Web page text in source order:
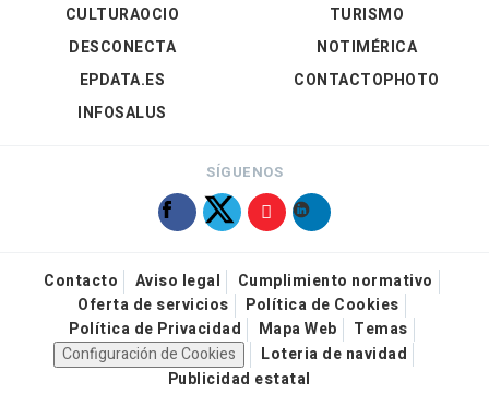
CULTURAOCIO
DESCONECTA
EPDATA.ES
INFOSALUS
TURISMO
NOTIMÉRICA
CONTACTOPHOTO
SÍGUENOS
Contacto Aviso legal
Cumplimiento normativo
Oferta de servicios
Política de Cookies
Política de Privacidad
Mapa Web
Temas
Configuración de Cookies
Loteria de navidad
Publicidad estatal